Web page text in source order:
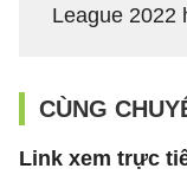
League 2022
CÙNG
Link xem trực